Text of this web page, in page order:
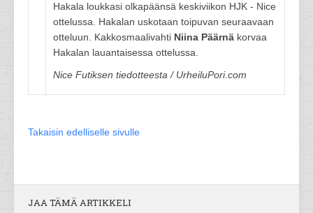
Hakala loukkasi olkapäänsä keskiviikon HJK - Nice
ottelussa. Hakalan uskotaan toipuvan seuraavaan
otteluun. Kakkosmaalivahti Niina Päärnä korvaa
Hakalan lauantaisessa ottelussa.
Nice Futiksen tiedotteesta / UrheiluPori.com
Takaisin edelliselle sivulle
JAA TÄMÄ ARTIKKELI